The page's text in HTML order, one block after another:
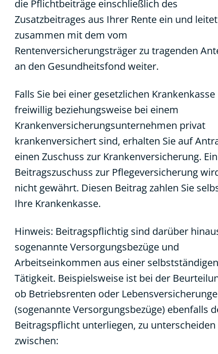
die Pflichtbeiträge einschließlich des
Zusatzbeitrages aus Ihrer Rente ein und
zusammen mit dem vom
Rentenversicherungsträger zu tragenden
an den Gesundheitsfond weiter.
Falls Sie bei einer gesetzlichen Krankenkasse
freiwillig beziehungsweise bei einem
Krankenversicherungsunternehmen privat
krankenversichert sind, erhalten Sie auf
einen Zuschuss zur Krankenversicherung. Ein
Beitragszuschuss zur Pflegeversicherung
nicht gewährt. Diesen Beitrag zahlen Sie
Ihre Krankenkasse.
Hinweis: Beitragspflichtig sind darüber
sogenannte Versorgungsbezüge und
Arbeitseinkommen aus einer selbstständigen
Tätigkeit. Beispielsweise ist bei der
ob Betriebsrenten oder
(sogenannte Versorgungsbezüge) ebenfalls
Beitragspflicht unterliegen, zu unterscheiden
zwischen: